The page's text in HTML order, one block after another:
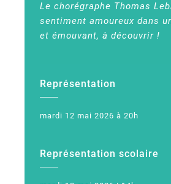
Le chorégraphe Thomas
sentiment amoureux dans
et émouvant, à découvrir !
Représentation
mardi 12 mai 2026 à 20h
Représentation scolaire